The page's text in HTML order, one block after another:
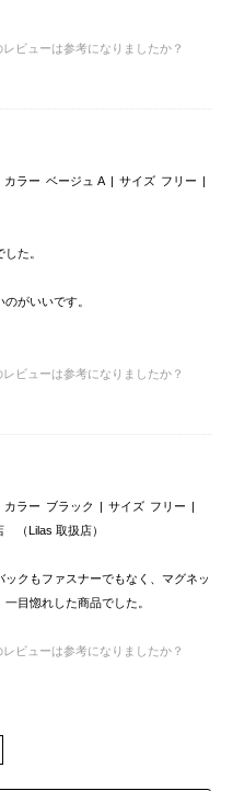
レビューは参考になりましたか？
カラー ベージュ A サイズ フリー
た。
がいいです。
レビューは参考になりましたか？
カラー ブラック サイズ フリー
（Lilas 取扱店）
クもファスナーでもなく、マグネッ
目惚れした商品でした。
レビューは参考になりましたか？